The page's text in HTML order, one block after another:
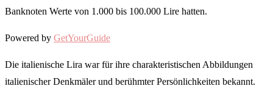
Banknoten Werte von 1.000 bis 100.000 Lire hatten.
Powered by GetYourGuide
Die italienische Lira war für ihre charakteristischen Abbildungen
italienischer Denkmäler und berühmter Persönlichkeiten bekannt.